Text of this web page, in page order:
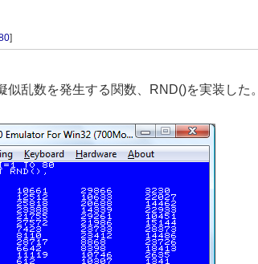
]
似乱数を発生する関数、RND()を実装した。